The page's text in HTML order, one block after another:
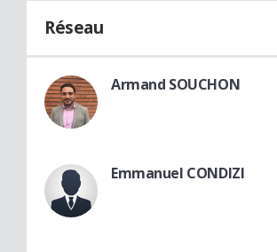
Réseau
Armand SOUCHON
Emmanuel CONDIZI